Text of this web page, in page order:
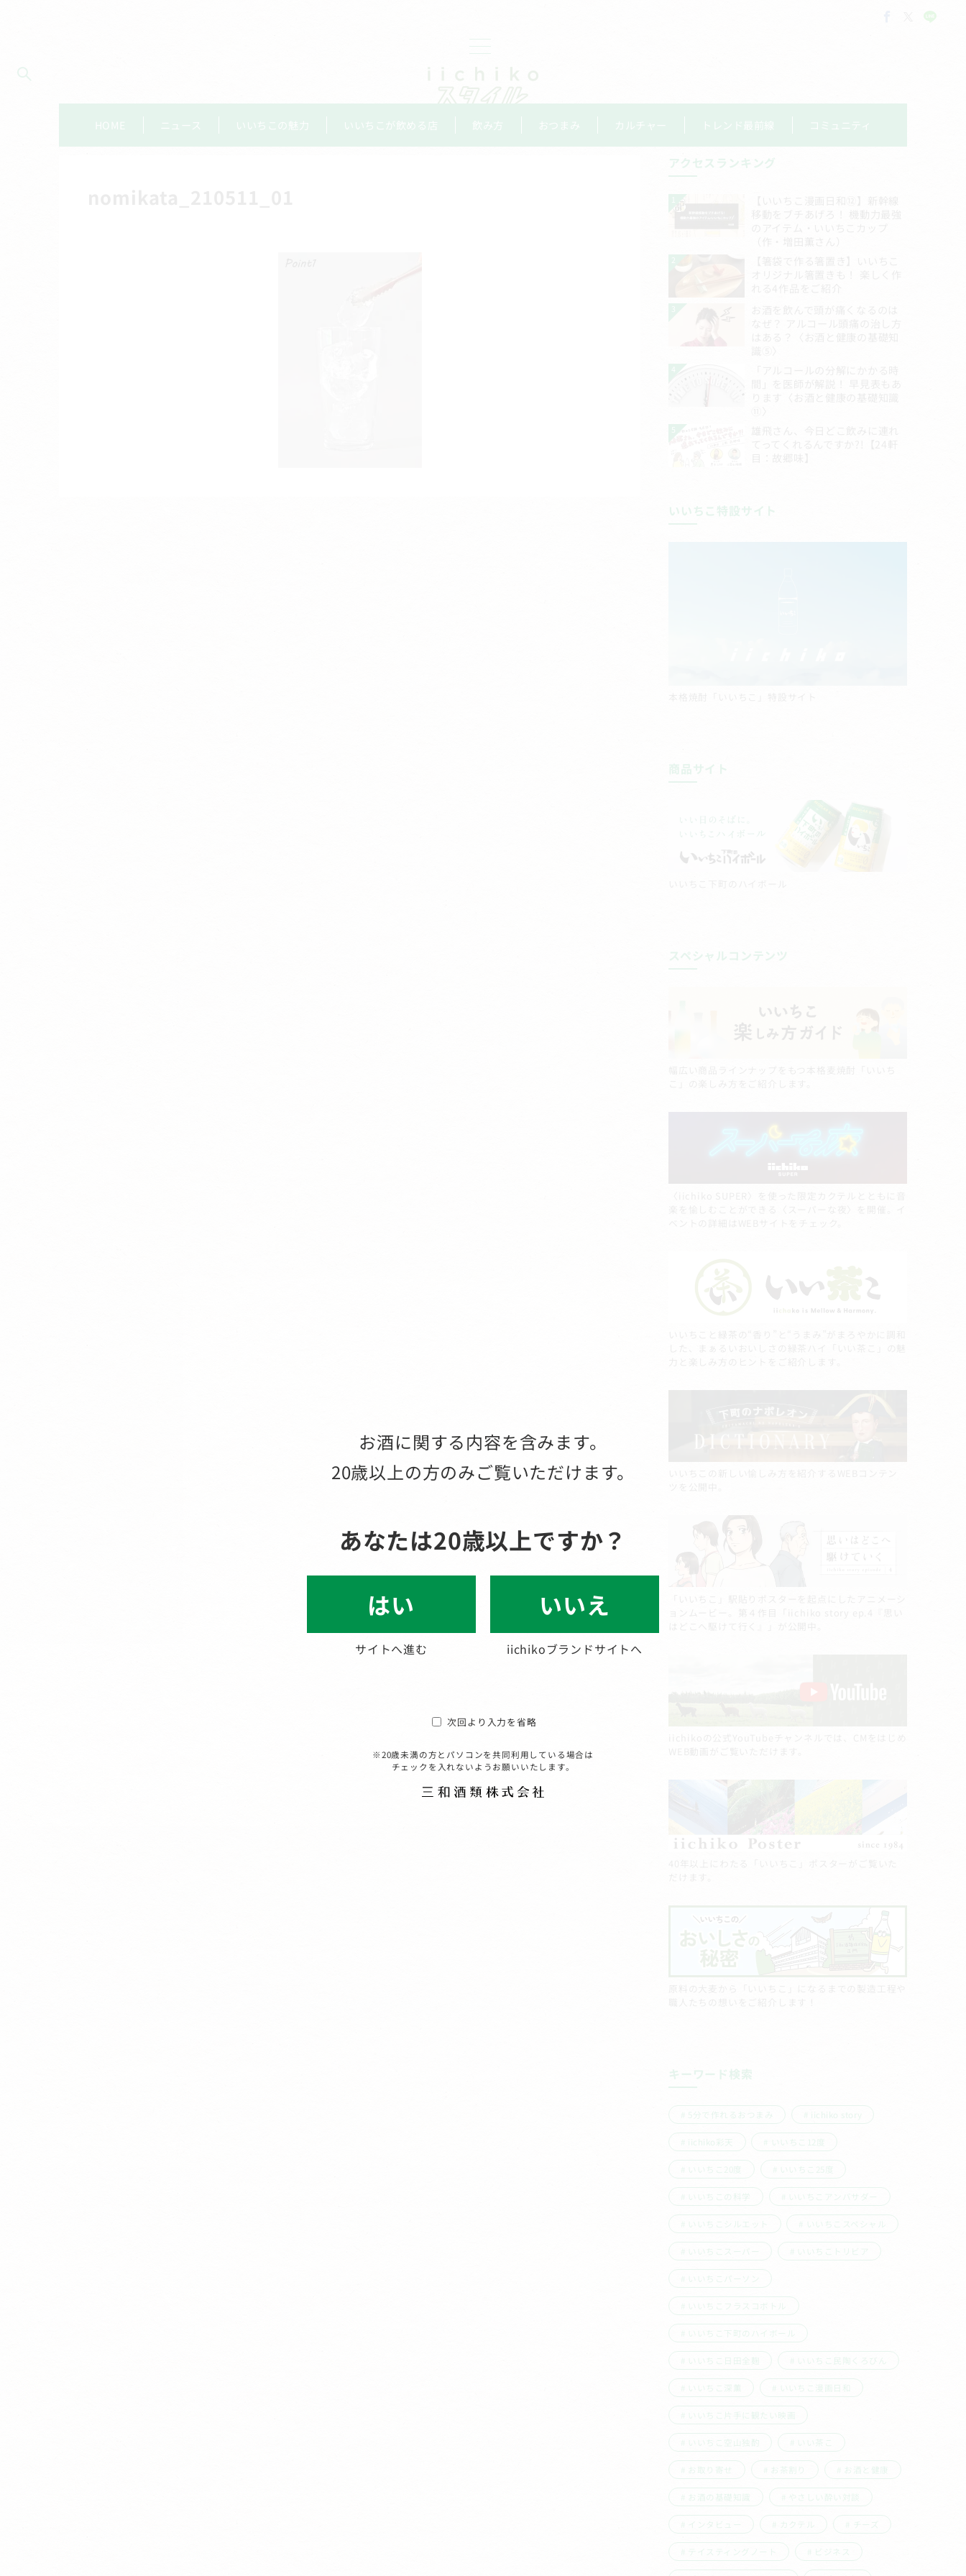
HOME ニュース いいちこの魅力 いいちこが飲める店 飲み方 おつまみ カルチャー トレンド最前線 コミュニティ
アクセスランキング
いいちこ特設サイト
商品サイト
スペシャルコンテンツ
キーワード検索
5分で作れるおつまみ iichiko story
iichiko彩天 いいちこ12度
いいちこ20度 いいちこ25度
いいちこの科学 いいちこアンバサダー
いいちこシルエット いいちこスペシャル
いいちこスーパー いいちこトリビア
いいちこパーソン
いいちこフラスコボトル
いいちこ下町のハイボール
いいちこ日田全麹 いいちこ民陶くろびん
いいちこ深薫 いいちこ漫画日和
いいちこ片手に観たい映画
いいちこ空山独酌 いい茶こ
お取り寄せ お茶割り お酒と健康
お酒の基礎知識 やさしい酔い対談
インタビュー カクテル チーズ
テイスティングノート ビジネス
お酒に関する内容を含みます。
20歳以上の方のみご覧いただけます。
あなたは20歳以上ですか？
はい
サイトへ進む
いいえ
iichikoブランドサイトへ
次回より入力を省略
※20歳未満の方とパソコンを共同利用している場合は
チェックを入れないようお願いいたします。